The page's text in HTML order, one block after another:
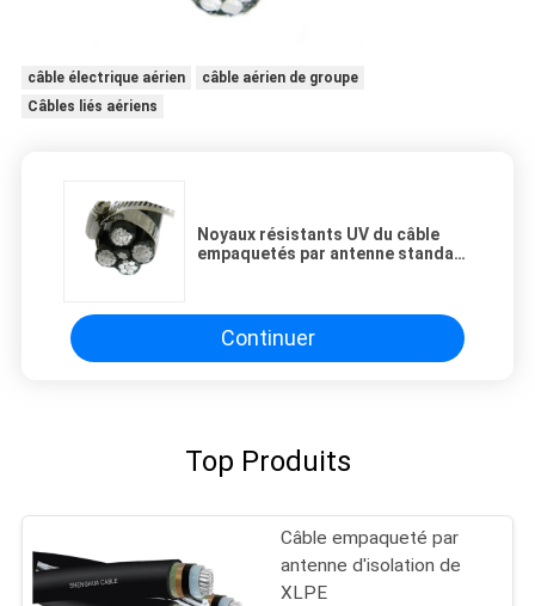
câble électrique aérien
câble aérien de groupe
Câbles liés aériens
Noyaux résistants UV du câble
empaquetés par antenne standard
Continuer
Top Produits
Câble empaqueté par
antenne d'isolation de
XLPE